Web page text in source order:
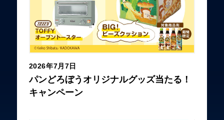
2026年7月7日
パンどろぼうオリジナルグッズ当たる！
キャンペーン